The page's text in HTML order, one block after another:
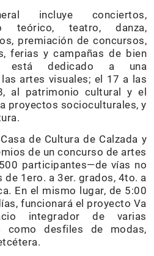
incluye conciertos,
teórico, teatro, danza,
premiación de concursos,
ferias y campañas de bien
está dedicado a una
artes visuales; el 17 a las
al patrimonio cultural y el
proyectos socioculturales, y
de Cultura de Calzada y
de un concurso de artes
participantes—de vías no
1ero. a 3er. grados, 4to. a
En el mismo lugar, de 5:00
funcionará el proyecto Va
integrador de varias
como desfiles de modas,